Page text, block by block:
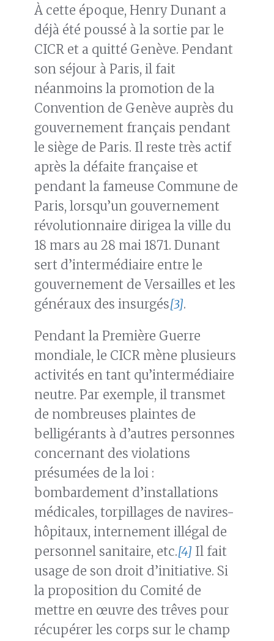
À cette époque, Henry Dunant a
déjà été poussé à la sortie par le
CICR et a quitté Genève. Pendant
son séjour à Paris, il fait
néanmoins la promotion de la
Convention de Genève auprès du
gouvernement français pendant
le siège de Paris. Il reste très actif
après la défaite française et
pendant la fameuse Commune de
Paris, lorsqu’un gouvernement
révolutionnaire dirigea la ville du
18 mars au 28 mai 1871. Dunant
sert d’intermédiaire entre le
gouvernement de Versailles et les
généraux des insurgés[3].
Pendant la Première Guerre
mondiale, le CICR mène plusieurs
activités en tant qu’intermédiaire
neutre. Par exemple, il transmet
de nombreuses plaintes de
belligérants à d’autres personnes
concernant des violations
présumées de la loi :
bombardement d’installations
médicales, torpillages de navires-
hôpitaux, internement illégal de
personnel sanitaire, etc.[4] Il fait
usage de son droit d’initiative. Si
la proposition du Comité de
mettre en œuvre des trêves pour
récupérer les corps sur le champ